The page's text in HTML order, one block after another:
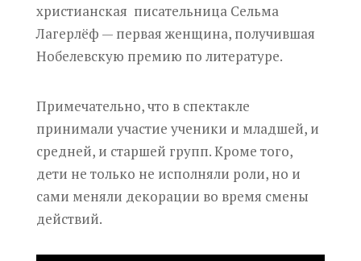
христианская писательница Сельма
Лагерлёф — первая женщина, получившая
Нобелевскую премию по литературе.
Примечательно, что в спектакле
принимали участие ученики и младшей, и
средней, и старшей групп. Кроме того,
дети не только не исполняли роли, но и
сами меняли декорации во время смены
действий.